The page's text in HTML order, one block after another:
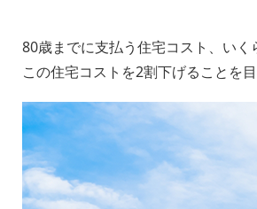
80歳までに支払う住宅コスト、いく
この住宅コストを2割下げることを